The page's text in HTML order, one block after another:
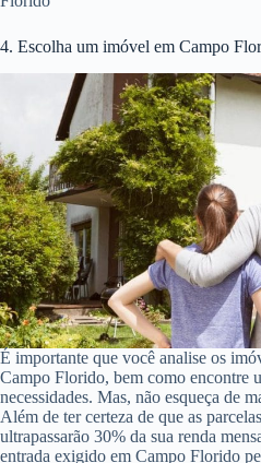
4. Escolha um imóvel em Campo
É importante que você analise os
Campo Florido, bem como encontre
necessidades. Mas, não esqueça de
Além de ter certeza de que as
ultrapassarão 30% da sua renda
entrada exigido em Campo Florido